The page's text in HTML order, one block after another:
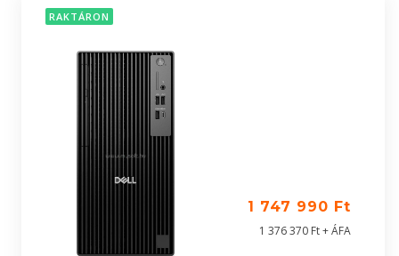
RAKTÁRON
1 747 990 Ft
1 376 370 Ft + ÁFA